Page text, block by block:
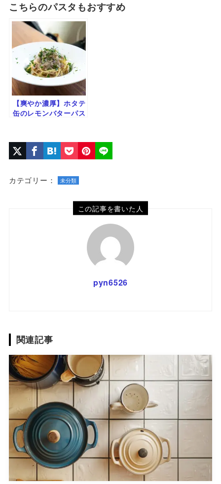
こちらのパスタもおすすめ
【爽やか濃厚】ホタテ
缶のレモンバターパス
カテゴリー： 未分類
この記事を書いた人
pyn6526
関連記事